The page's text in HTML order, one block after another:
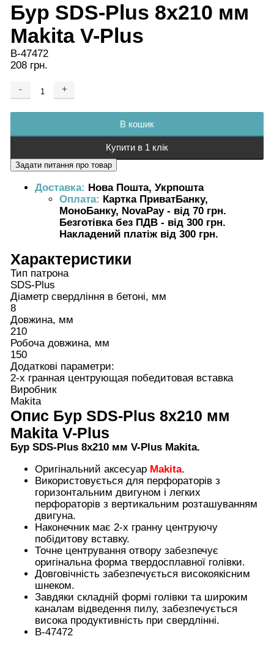
Бур SDS-Plus 8x210 мм
Makita V-Plus
B-47472
208 грн.
- +
В кошик
Купити в 1 клік
Доставка: Нова Пошта, Укрпошта
Оплата: Картка ПриватБанку,
МоноБанку, NovaPay - від 70 грн.
Безготівка без ПДВ - від 300 грн.
Накладений платіж від 300 грн.
Характеристики
Тип патрона
SDS-Plus
Діаметр свердління в бетоні, мм
8
Довжина, мм
210
Робоча довжина, мм
150
Додаткові параметри:
2-х гранная центрующая победитовая вставка
Виробник
Makita
Опис Бур SDS-Plus 8x210 мм
Makita V-Plus
Бур SDS-Plus 8х210 мм V-Plus Makita.
Оригінальний аксесуар Makita.
Використовується для перфораторів з
горизонтальним двигуном і легких
перфораторів з вертикальним розташуванням
двигуна.
Наконечник має 2-х гранну центруючу
побідитову вставку.
Точне центрування отвору забезпечує
оригінальна форма твердосплавної голівки.
Довговічність забезпечується високоякісним
шнеком.
Завдяки складній формі голівки та широким
каналам відведення пилу, забезпечується
висока продуктивність при свердлінні.
B-47472